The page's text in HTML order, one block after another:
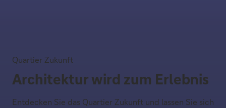
Quartier Zukunft
Architektur wird zum Erlebnis
Entdecken Sie das Quartier Zukunft und lassen Sie sich